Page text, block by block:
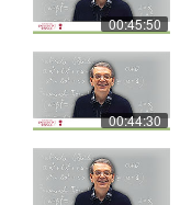
00:45:50
00:44:30